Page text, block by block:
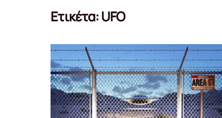
Ετικέτα:UFO